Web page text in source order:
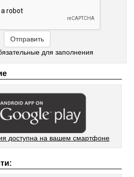
для заполнения
доступна на вашем смартфоне